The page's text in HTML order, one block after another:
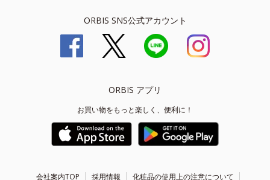
ORBIS SNS公式アカウント
ORBIS アプリ
お買い物をもっと楽しく、便利に！
会社案内TOP 採用情報 化粧品の使用上の注意について